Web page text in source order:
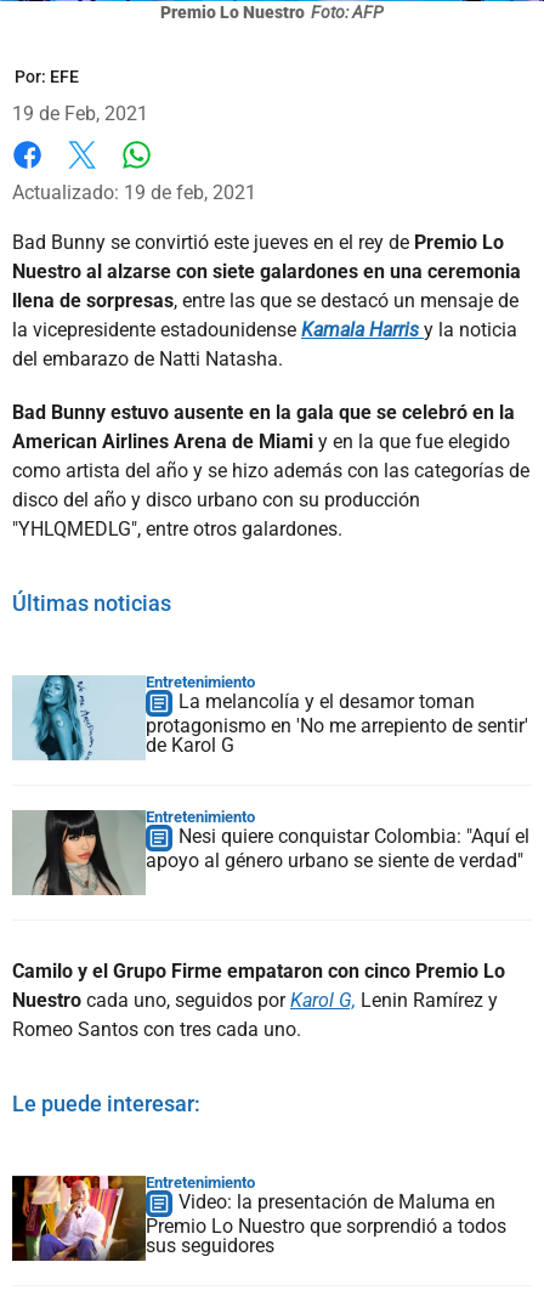
Premio Lo Nuestro Foto: AFP
Por: EFE
19 de Feb, 2021
Facebook
X
Actualizado: 19 de feb, 2021
Bad Bunny se convirtió este jueves en el rey de Premio Lo
Nuestro al alzarse con siete galardones en una ceremonia
llena de sorpresas, entre las que se destacó un mensaje de
la vicepresidente estadounidense Kamala Harris y la noticia
del embarazo de Natti Natasha.
Bad Bunny estuvo ausente en la gala que se celebró en la
American Airlines Arena de Miami y en la que fue elegido
como artista del año y se hizo además con las categorías de
disco del año y disco urbano con su producción
"YHLQMEDLG", entre otros galardones.
Últimas noticias
Entretenimiento
La melancolía y el desamor toman
protagonismo en 'No me arrepiento de sentir'
de Karol G
Entretenimiento
Nesi quiere conquistar Colombia: "Aquí el
apoyo al género urbano se siente de verdad"
Camilo y el Grupo Firme empataron con cinco Premio Lo
Nuestro cada uno, seguidos porKarol G, Lenin Ramírez y
Romeo Santos con tres cada uno.
Le puede interesar:
Entretenimiento
Video: la presentación de Maluma en
Premio Lo Nuestro que sorprendió a todos
sus seguidores